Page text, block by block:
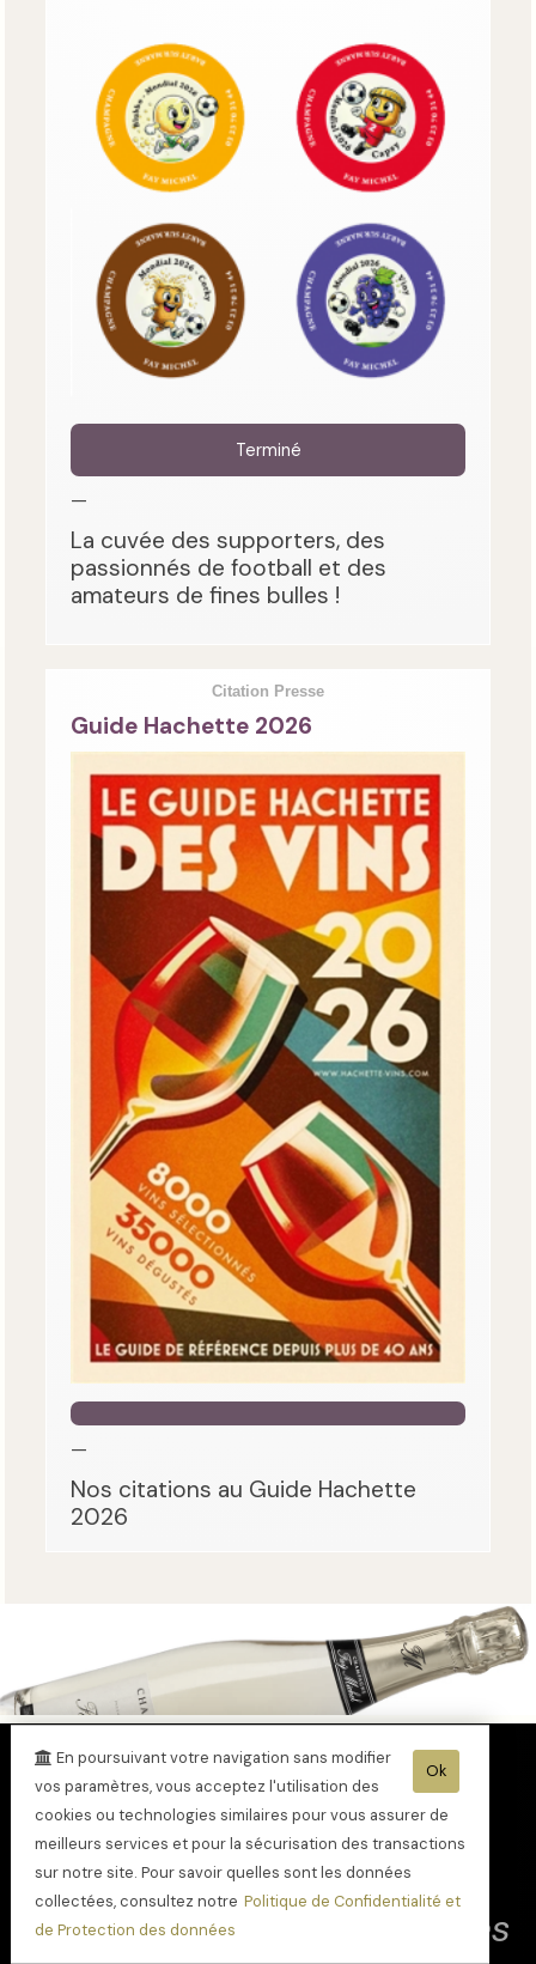
Terminé
—
La cuvée des supporters, des
passionnés de football et des
amateurs de fines bulles !
Citation Presse
Guide Hachette 2026
—
Nos citations au Guide Hachette
2026
Des assemblages subtils,
régulièrement récompensés
Ok
En poursuivant votre navigation sans modifier
vos paramètres, vous acceptez l'utilisation des
cookies ou technologies similaires pour vous assurer de
meilleurs services et pour la sécurisation des transactions
sur notre site. Pour savoir quelles sont les données
collectées, consultez notre Politique de Confidentialité et
de Protection des données